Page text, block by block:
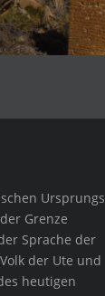
Ursprungs
Grenze
Sprache der
der Ute und
heutigen